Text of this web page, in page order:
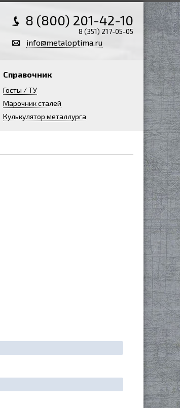
8 (800) 201-42-10
8 (351) 217-05-05
info@metaloptima.ru
Справочник
Госты / ТУ
Марочник сталей
Кулькулятор металлурга